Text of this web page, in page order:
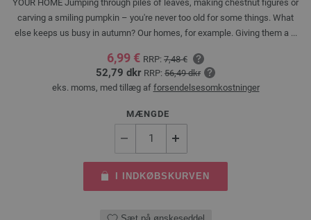
YOUR HOME Jumping through piles of leaves, making chestnut figures or
carving a smiling pumpkin – you're never too old for some things. What
else keeps us busy in autumn? Our homes, for example. Giving them a ...
6,99 € RRP: 7,48 €
52,79 dkr RRP: 56,49 dkr
eks. moms, med tillæg af forsendelsesomkostninger
MÆNGDE
I INDKØBSKURVEN